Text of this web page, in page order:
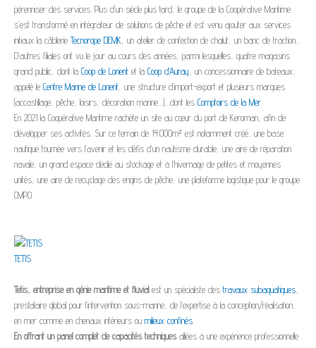
pérenniser des services. Plus d’un siècle plus tard, le groupe de la Coopérative Maritime
s’est transformé en intégrateur de solutions de pêche et est venu ajouter aux services
initiaux la câblerieTecnorope DEMK , un atelier de confection de chalut, un banc de traction…
D’autres filiales ont vu le jour au cours des années, parmi lesquelles, quatre magasins
grand public, dont la Coop de Lorient et la Coop d’Auray , un concessionnaire de bateaux,
appelé le Centre Marine de Lorient , une structure d’import-export et plusieurs marques
(accastillage, pêche, loisirs, décoration marine…), dont les Comptoirs de la Mer
En 2021 la Coopérative Maritime rachète un site au cœur du port de Keroman, afin de
développer ses activités. Sur ce terrain de 14.000m² est notamment créé, une base
nautique tournée vers l’avenir et les défis d’un nautisme durable, une aire de réparation
navale, un grand espace dédié au stockage et à l’hivernage de petites et moyennes
unités, une aire de recyclage des engins de pêche, une plateforme logistique pour le groupe
CMPO.
TETIS
Tetis, entreprise en génie maritime et fluvialest un spécialiste des travaux subaquatiques,
prestataire global pour l’intervention sous-marine, de l’expertise à la conception/réalisation,
en mer comme en chenaux intérieurs ou milieux confinés.
En offrant un panel complet de capacités techniquesalliées à une expérience professionnelle